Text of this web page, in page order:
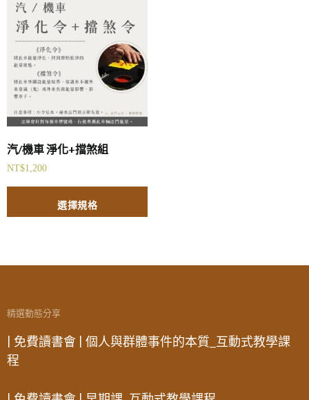
汽/機車 淨化+擋煞組
NT$1,200
選擇規格
精選動態分享
| 免費讀書會 | 個人與群體事件的本質_互動式教學課
程